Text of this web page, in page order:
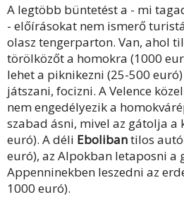
A legtöbb büntetést a - mi
- előírásokat nem ismerő
olasz tengerparton. Van, ahol
törölközőt a homokra (1000
lehet a piknikezni (25-500
játszani, focizni. A Velence
nem engedélyezik a
szabad ásni, mivel az gátolja a
euró). A déli Ebolibantilos
euró), az Alpokban letaposni a
Appenninekben leszedni az
1000 euró).